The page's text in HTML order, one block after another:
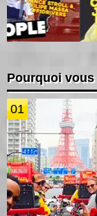
Pourquoi
01